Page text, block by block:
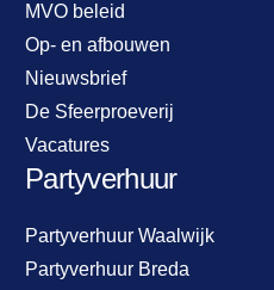
MVO beleid
Op- en afbouwen
Nieuwsbrief
De Sfeerproeverij
Vacatures
Partyverhuur
Partyverhuur Waalwijk
Partyverhuur Breda